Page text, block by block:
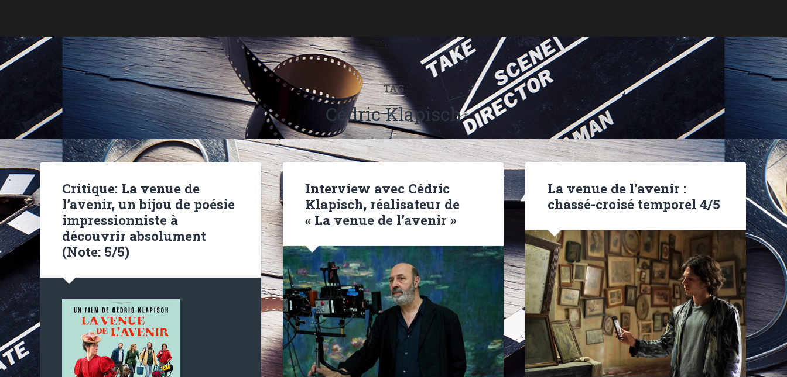
TAG
Cédric Klapisch
Critique: La venue de
l’avenir, un bijou de poésie
impressionniste à
découvrir absolument
(Note: 5/5)
Interview avec Cédric
Klapisch, réalisateur de
« La venue de l’avenir »
La venue de l’avenir :
chassé-croisé temporel 4/5